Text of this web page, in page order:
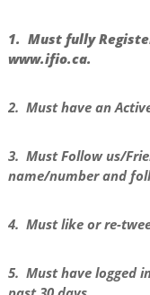
1. Must fully
www.ifio.ca.
2. Must have an
3. Must Follow us/
name/number and
4. Must like or re-
5. Must have logged